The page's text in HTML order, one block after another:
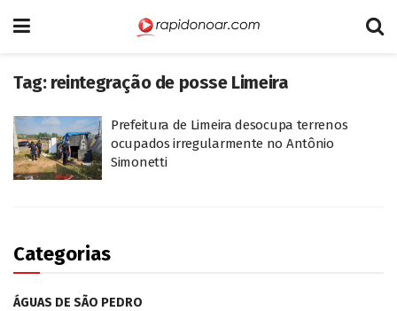
Tag: reintegração de posse Limeira
Prefeitura de Limeira desocupa terrenos
ocupados irregularmente no Antônio
Simonetti
Categorias
ÁGUAS DE SÃO PEDRO